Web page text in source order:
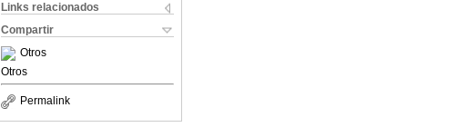
Links relacionados
Compartir
Otros
Otros
Permalink